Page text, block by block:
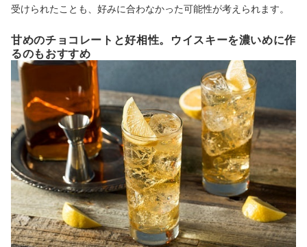
受けられたことも、好みに合わなかった可能性が考えられます。
甘めのチョコレートと好相性。ウイスキーを濃いめに作
るのもおすすめ